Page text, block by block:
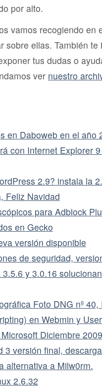
por alto.
vamos recogiendo en
sobre ellas. También
tus dudas o
ver nuestro
en Daboweb en el año
con Internet Explorer
2.9? instala la
Feliz Navidad
para Adblock
en Gecko
versión disponible
de seguridad,
y 3.0.16
Foto DNG nº
en Webmin y
Diciembre 2009
3 versión final,
alternativa a Milw0rm.
2.6.32